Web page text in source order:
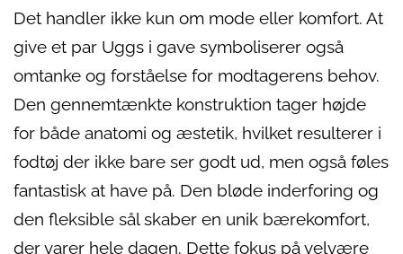
Det handler ikke kun om mode eller komfort. At
give et par Uggs i gave symboliserer også
omtanke og forståelse for modtagerens behov.
Den gennemtænkte konstruktion tager højde
for både anatomi og æstetik, hvilket resulterer i
fodtøj der ikke bare ser godt ud, men også føles
fantastisk at have på. Den bløde inderforing og
den fleksible sål skaber en unik bærekomfort,
der varer hele dagen. Dette fokus på velvære